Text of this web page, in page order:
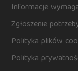
Informacje
Zgłoszenie
Polityka plików
Polityka